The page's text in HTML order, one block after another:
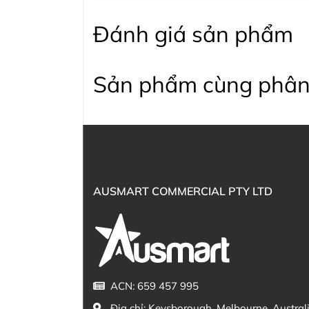
Đánh giá sản phẩm
Sản phẩm cùng
AUSMART COMMERCIAL PTY LTD
ACN: 659 457 995